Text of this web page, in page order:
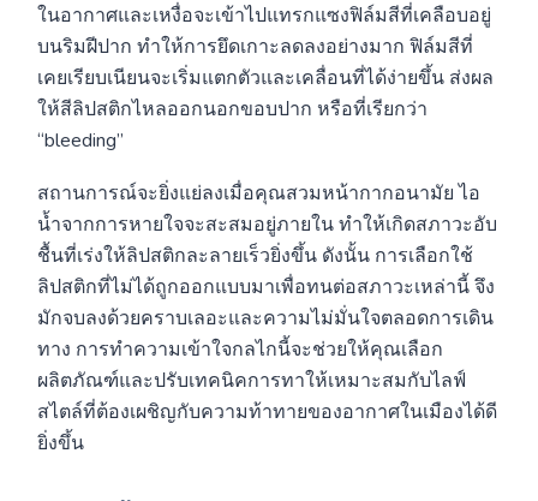
ในอากาศและเหงื่อจะเข้าไปแทรกแซงฟิล์มสีที่เคลือบอยู่
บนริมฝีปาก ทำให้การยึดเกาะลดลงอย่างมาก ฟิล์มสีที่
เคยเรียบเนียนจะเริ่มแตกตัวและเคลื่อนที่ได้ง่ายขึ้น ส่งผล
ให้สีลิปสติกไหลออกนอกขอบปาก หรือที่เรียกว่า
“bleeding”
สถานการณ์จะยิ่งแย่ลงเมื่อคุณสวมหน้ากากอนามัย ไอ
น้ำจากการหายใจจะสะสมอยู่ภายใน ทำให้เกิดสภาวะอับ
ชื้นที่เร่งให้ลิปสติกละลายเร็วยิ่งขึ้น ดังนั้น การเลือกใช้
ลิปสติกที่ไม่ได้ถูกออกแบบมาเพื่อทนต่อสภาวะเหล่านี้ จึง
มักจบลงด้วยคราบเลอะและความไม่มั่นใจตลอดการเดิน
ทาง การทำความเข้าใจกลไกนี้จะช่วยให้คุณเลือก
ผลิตภัณฑ์และปรับเทคนิคการทาให้เหมาะสมกับไลฟ์
สไตล์ที่ต้องเผชิญกับความท้าทายของอากาศในเมืองได้ดี
ยิ่งขึ้น